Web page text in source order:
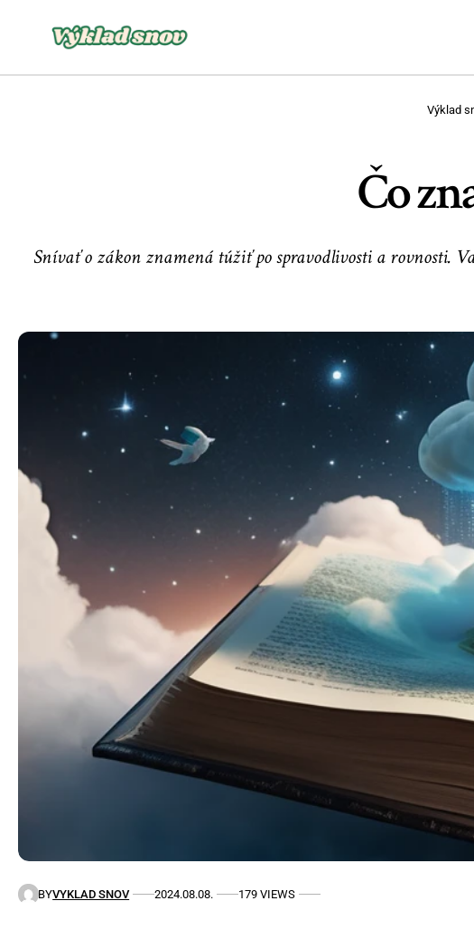
Výklad
Čo
Snívať o zákon znamená túžiť po spravodlivosti a rovnosti.
BYVYKLAD SNOV 2024.08.08. 179 VIEWS